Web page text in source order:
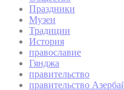
Праздники
Музеи
Традиции
История
православие
Гянджа
правительство
правительство